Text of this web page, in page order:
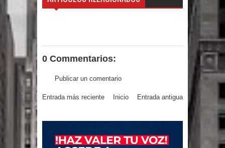
Heridos y edificios colapsados tras
terremoto de magnitud 7,1 en Japón
modificaciones al nuevo Código Penal
Diputado Félix Michell Rodríguez
0 Commentarios:
Publicar un comentario
Entrada más reciente Entrada antigua
Inicio